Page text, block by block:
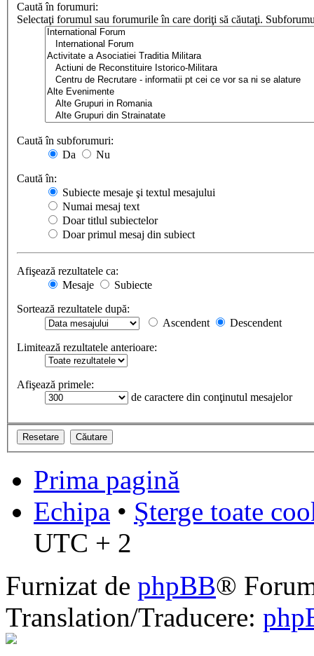
Caută în forumuri:
Selectaţi forumul sau forumurile în care doriţi să căutaţi.
Caută în subforumuri:
Da
Nu
Caută în:
Subiecte mesaje şi textul mesajului
Numai mesaj text
Doar titlul subiectelor
Doar primul mesaj din subiect
Afişează rezultatele ca:
Mesaje
Subiecte
Sortează rezultatele după:
Ascendent
Descendent
Limitează rezultatele anterioare:
Afişează primele:
de caractere din conţinutul mesajelor
Prima pagină
Echipa • Şterge toate
UTC + 2
Furnizat de phpBB®
Translation/Traducere: